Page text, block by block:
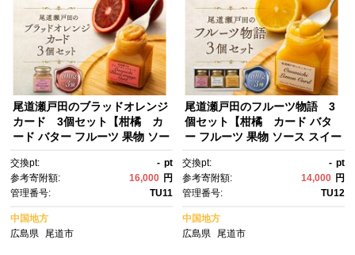
尾道瀬戸田のブラッドオレンジ
カード 3個セット【柑橘 カ
ード バター フルーツ 果物 ソー
プレッド 人気 おすすめ 広島
県 尾道市】
交換pt: - pt
参考寄附額:
16,000 円
管理番号:
TU11
中国地方
広島県
尾道市
尾道瀬戸田のフルーツ物語 3
個セット【柑橘 カード バタ
ー フルーツ 果物 ソース スイー
ド ギフト 人気 おすすめ 広島
県 尾道市】
交換pt: - pt
参考寄附額:
14,000 円
管理番号:
TU12
中国地方
広島県
尾道市